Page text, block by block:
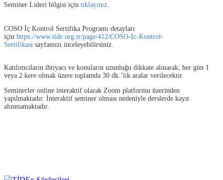
Seminer Lideri bilgisi için tıklayınız.
COSO İç Kontrol Sertifika Programı detayları
için https://www.tide.org.tr/page/412/COSO-Ic-Kontrol-
Sertifikasi sayfamızı inceleyebilirsiniz.
Katılımcıların ihtiyacı ve konuların uzunluğu dikkate alınarak, her gün 1
veya 2 kere olmak üzere toplamda 30 dk.’lık aralar verilecektir.
Seminerler online interaktif olarak Zoom platformu üzerinden
yapılmaktadır. İnteraktif seminer olması nedeniyle derslerde kayıt
alınmamaktadır.